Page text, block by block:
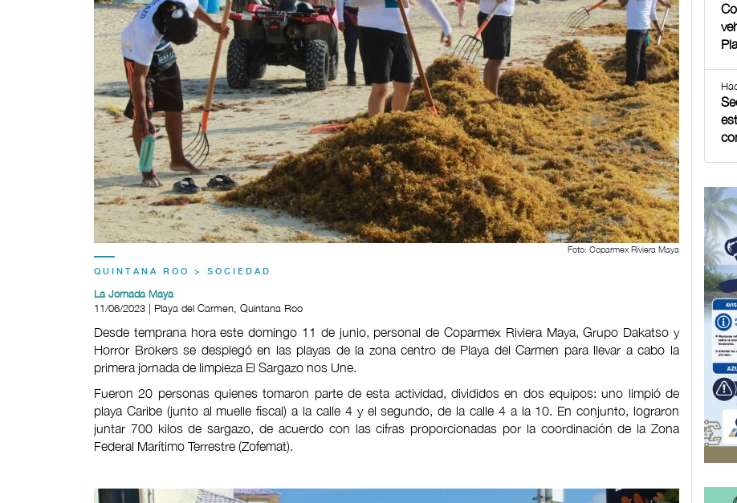
Foto: Coparmex Riviera Maya
QUINTANA ROO > SOCIEDAD
La Jornada Maya
11/06/2023 | Playa del Carmen, Quintana Roo
Desde temprana hora este domingo 11 de junio, personal de Coparmex Riviera Maya, Grupo Dakatso y
Horror Brokers se desplegó en las playas de la zona centro de Playa del Carmen para llevar a cabo la
primera jornada de limpieza El Sargazo nos Une.
Fueron 20 personas quienes tomaron parte de esta actividad, divididos en dos equipos: uno limpió de
playa Caribe (junto al muelle fiscal) a la calle 4 y el segundo, de la calle 4 a la 10. En conjunto, lograron
juntar 700 kilos de sargazo, de acuerdo con las cifras proporcionadas por la coordinación de la Zona
Federal Marítimo Terrestre (Zofemat).